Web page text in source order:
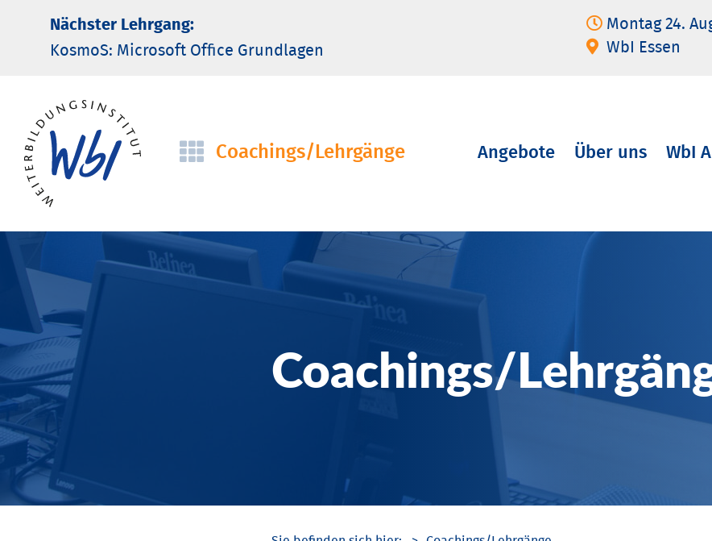
Nächster Lehrgang:
KosmoS: Microsoft Office Grund­lagen
Montag 24.
WbI Essen
Navigation
Coachings/­Lehrgänge
Navigation
Angebote Über uns WbI
Coachings/­